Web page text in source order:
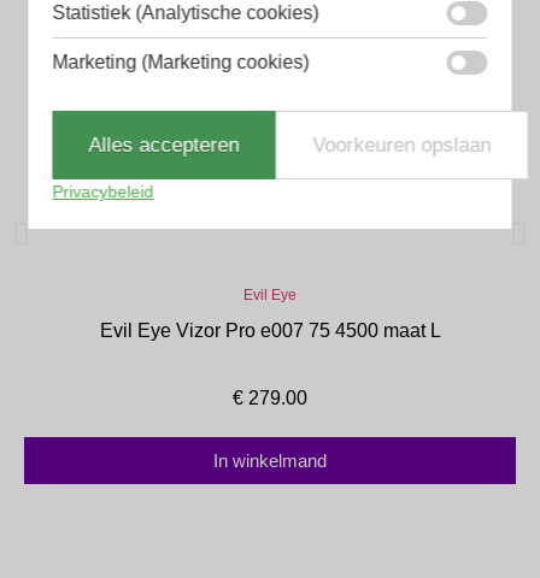
Evil Eye
Evil Eye Vizor Pro e007 75 4500 maat L
€ 279.00
In winkelmand
Statistiek (Analytische cookies)
Marketing (Marketing cookies)
Alles accepteren Voorkeuren opslaan
Privacybeleid